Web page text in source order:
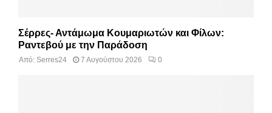
Σέρρες- Αντάμωμα Κουμαριωτών και Φίλων:
Ραντεβού με την Παράδοση
Από: Serres24 7 Αυγούστου 2026 0